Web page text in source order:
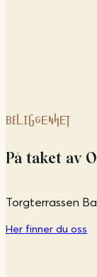
På taket av
BELIGGENHET
Torgterrassen
Her finner du oss